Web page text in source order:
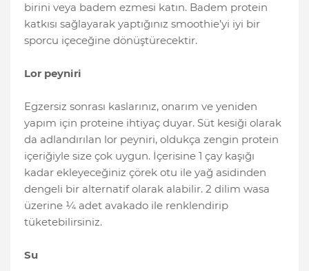
birini veya badem ezmesi katın. Badem protein
katkısı sağlayarak yaptığınız smoothie’yi iyi bir
sporcu içeceğine dönüştürecektir.
Lor peyniri
Egzersiz sonrası kaslarınız, onarım ve yeniden
yapım için proteine ihtiyaç duyar. Süt kesiği olarak
da adlandırılan lor peyniri, oldukça zengin protein
içeriğiyle size çok uygun. İçerisine 1 çay kaşığı
kadar ekleyeceğiniz çörek otu ile yağ asidinden
dengeli bir alternatif olarak alabilir. 2 dilim wasa
üzerine ¼ adet avakado ile renklendirip
tüketebilirsiniz.
Su